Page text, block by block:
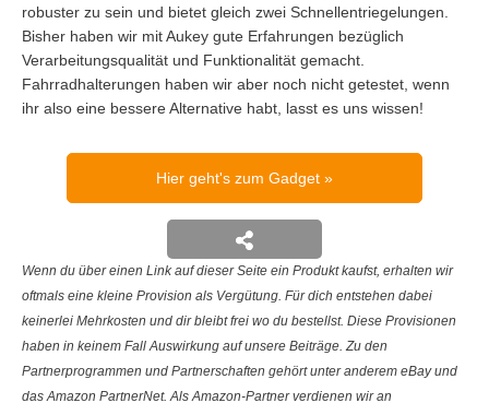
robuster zu sein und bietet gleich zwei Schnellentriegelungen.
Bisher haben wir mit Aukey gute Erfahrungen bezüglich
Verarbeitungsqualität und Funktionalität gemacht.
Fahrradhalterungen haben wir aber noch nicht getestet, wenn
ihr also eine bessere Alternative habt, lasst es uns wissen!
Hier geht's zum Gadget
Wenn du über einen Link auf dieser Seite ein Produkt kaufst, erhalten wir
oftmals eine kleine Provision als Vergütung. Für dich entstehen dabei
keinerlei Mehrkosten und dir bleibt frei wo du bestellst. Diese Provisionen
haben in keinem Fall Auswirkung auf unsere Beiträge. Zu den
Partnerprogrammen und Partnerschaften gehört unter anderem eBay und
das Amazon PartnerNet. Als Amazon-Partner verdienen wir an